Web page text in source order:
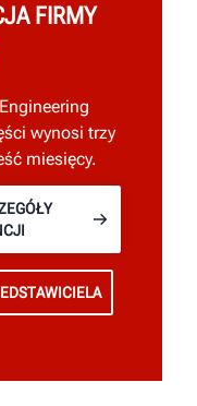
FIRMY
wynosi trzy
miesięcy.